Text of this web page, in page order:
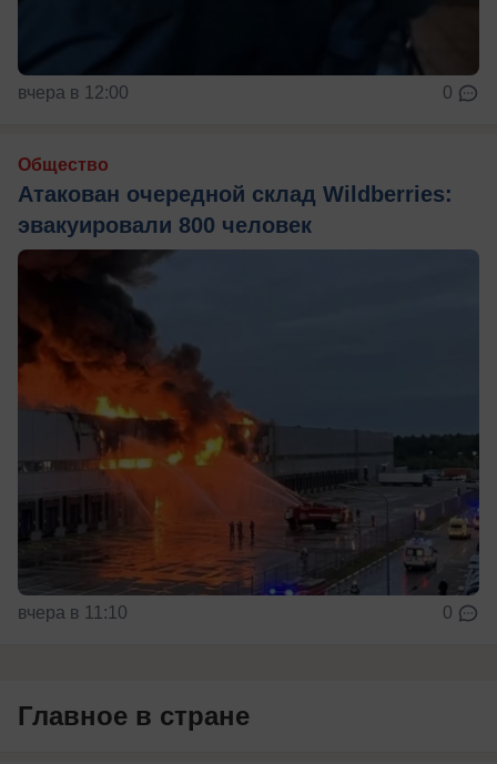
вчера в 12:00 0
Общество
Атакован очередной склад Wildberries:
эвакуировали 800 человек
вчера в 11:10 0
Главное в стране